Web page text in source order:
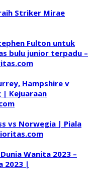
Striker Mirae
Fulton untuk
bulu junior terpadu –
Hampshire v
| Kejuaraan
vs Norwegia | Piala
Wanita 2023 –
2023 |